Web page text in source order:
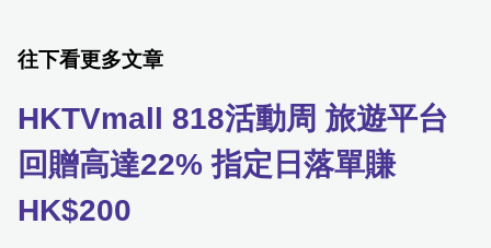
往下看更多文章
HKTVmall 818活動周 旅遊平台
回贈高達22% 指定日落單賺
HK$200